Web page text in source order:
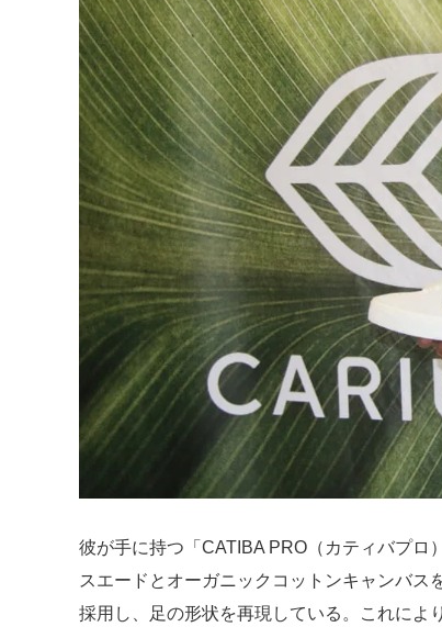
彼が手に持つ「CATIBA PRO（カティバプロ
スエードとオーガニックコットンキャンバ
採用し、足の形状を再現している。これによ